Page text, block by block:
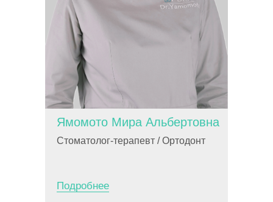
Ямомото Мира Альбертовна
Стоматолог-терапевт / Ортодонт
Подробнее